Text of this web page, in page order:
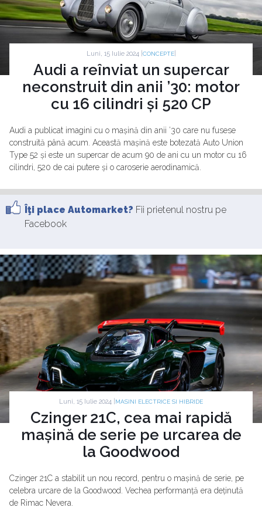
Luni, 15 Iulie 2024 | CONCEPTE|
Audi a reînviat un supercar
neconstruit din anii ’30: motor
cu 16 cilindri și 520 CP
Audi a publicat imagini cu o mașină din anii ’30 care nu fusese
construită până acum. Această mașină este botezată Auto Union
Type 52 și este un supercar de acum 90 de ani cu un motor cu 16
cilindri, 520 de cai putere și o caroserie aerodinamică.
Îţi place Automarket? Fii prietenul nostru pe
Facebook
Luni, 15 Iulie 2024 | MASINI ELECTRICE SI HIBRIDE
Czinger 21C, cea mai rapidă
mașină de serie pe urcarea de
la Goodwood
Czinger 21C a stabilit un nou record, pentru o mașină de serie, pe
celebra urcare de la Goodwood. Vechea performanță era deținută
de Rimac Nevera.